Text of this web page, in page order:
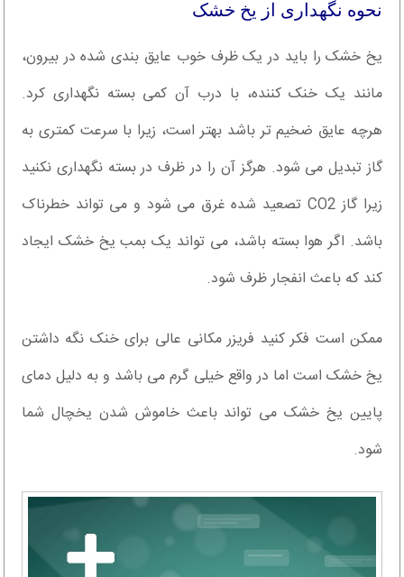
نحوه نگهداری از یخ خشک
یخ خشک را باید در یک ظرف خوب عایق بندی شده در بیرون،
مانند یک خنک کننده، با درب آن کمی بسته نگهداری کرد.
هرچه عایق ضخیم تر باشد بهتر است، زیرا با سرعت کمتری به
گاز تبدیل می شود. هرگز آن را در ظرف در بسته نگهداری نکنید
زیرا گاز CO2 تصعید شده غرق می شود و می تواند خطرناک
باشد. اگر هوا بسته باشد، می تواند یک بمب یخ خشک ایجاد
کند که باعث انفجار ظرف شود.
ممکن است فکر کنید فریزر مکانی عالی برای خنک نگه داشتن
یخ خشک است اما در واقع خیلی گرم می باشد و به دلیل دمای
پایین یخ خشک می تواند باعث خاموش شدن یخچال شما
شود.